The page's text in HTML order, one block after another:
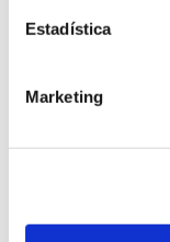
Estadística
Marketing